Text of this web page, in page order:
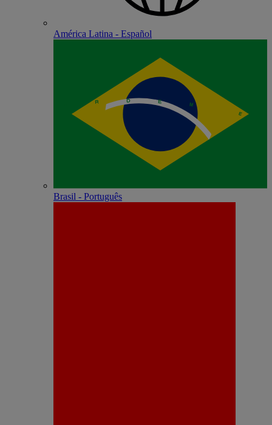
América Latina - Español
Brasil - Português